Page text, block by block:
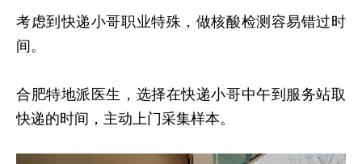
考虑到快递小哥职业特殊，做核酸检测容易错过时
间。
合肥特地派医生，选择在快递小哥中午到服务站取
快递的时间，主动上门采集样本。